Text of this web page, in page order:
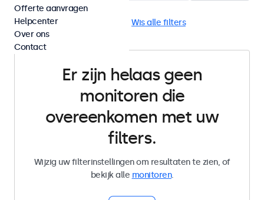
12 inch monitoren Wis alle filters
Er zijn helaas geen
monitoren die
overeenkomen met uw
filters.
Wijzig uw filterinstellingen om resultaten te zien, of
bekijk alle monitoren.
Offerte aanvragen
Helpcenter
Over ons
Contact